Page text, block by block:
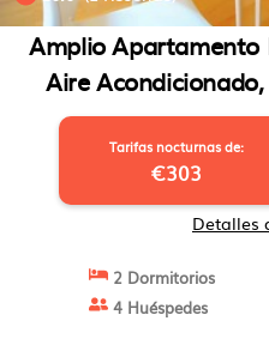
Amplio Apartamento
Aire
Apartamento en
Tarifas nocturnas de:
€303
Detalles
2 Dormitorios
4 Huéspedes